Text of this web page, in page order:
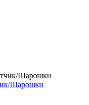
Шарошки